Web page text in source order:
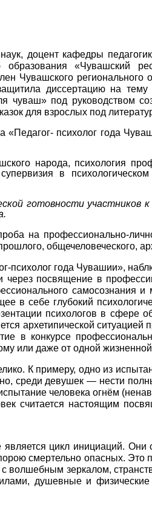
наук, доцент кафедры
«Чувашский
Чувашского регионального
диссертацию на тему
под руководством
для взрослых под
психолог года
народа, психология
в
готовности участников
на профессионально-
общечеловеческого,
психолог года Чувашии»,
через посвящение в
самосознания
в себе глубокий
психологов в сфере
архетипической
в конкурсе
или даже от одной
К примеру, одно из
среди девушек — нести
человека огнём
считается настоящим
цикл инициаций.
смертельно опасных. Это
волшебным зеркалом,
душевные и